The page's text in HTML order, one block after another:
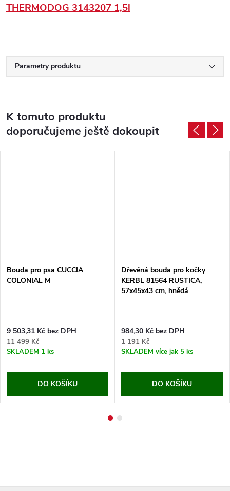
THERMODOG 3143207 1,5l
Parametry produktu
K tomuto produktu
doporučujeme ještě dokoupit
Bouda pro psa CUCCIA
COLONIAL M
9 503,31 Kč bez DPH
11 499 Kč
SKLADEM 1 ks
DO KOŠÍKU
Dřevěná bouda pro kočky
KERBL 81564 RUSTICA,
57x45x43 cm, hnědá
984,30 Kč bez DPH
1 191 Kč
SKLADEM více jak 5 ks
DO KOŠÍKU